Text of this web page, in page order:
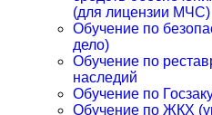
(для лицензии МЧС)
Обучение по
дело)
Обучение по
наследий
Обучение по
Обучение по ЖКХ